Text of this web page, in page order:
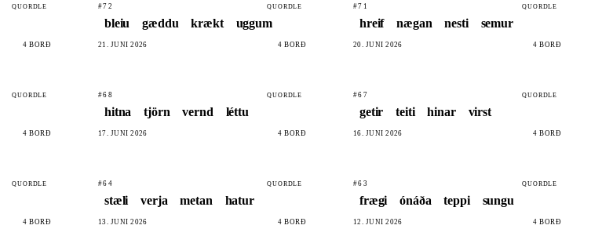
QUORDLE
4 BORÐ
#72 QUORDLE
bleiu gæddu krækt uggum
21. JÚNÍ 2026 4 BORÐ
#71 QUORDLE
hreif nægan nesti semur
20. JÚNÍ 2026 4 BORÐ
QUORDLE
4 BORÐ
#68 QUORDLE
hitna tjörn vernd léttu
17. JÚNÍ 2026 4 BORÐ
#67 QUORDLE
getir teiti hinar virst
16. JÚNÍ 2026 4 BORÐ
QUORDLE
4 BORÐ
#64 QUORDLE
stæli verja metan hatur
13. JÚNÍ 2026 4 BORÐ
#63 QUORDLE
frægi ónáða teppi sungu
12. JÚNÍ 2026 4 BORÐ